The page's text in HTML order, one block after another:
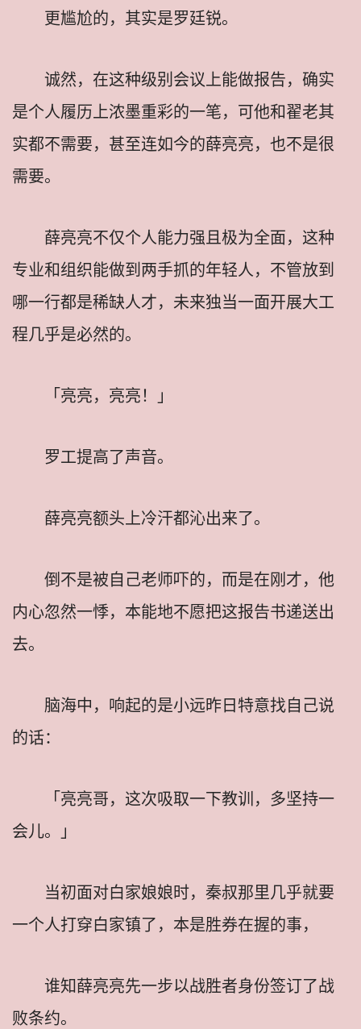
更尴尬的，其实是罗廷锐。
诚然，在这种级别会议上能做报告，确实
是个人履历上浓墨重彩的一笔，可他和翟老其
实都不需要，甚至连如今的薛亮亮，也不是很
需要。
薛亮亮不仅个人能力强且极为全面，这种
专业和组织能做到两手抓的年轻人，不管放到
哪一行都是稀缺人才，未来独当一面开展大工
程几乎是必然的。
「亮亮，亮亮！」
罗工提高了声音。
薛亮亮额头上冷汗都沁出来了。
倒不是被自己老师吓的，而是在刚才，他
内心忽然一悸，本能地不愿把这报告书递送出
去。
脑海中，响起的是小远昨日特意找自己说
的话：
「亮亮哥，这次吸取一下教训，多坚持一
会儿。」
当初面对白家娘娘时，秦叔那里几乎就要
一个人打穿白家镇了，本是胜券在握的事，
谁知薛亮亮先一步以战胜者身份签订了战
败条约。